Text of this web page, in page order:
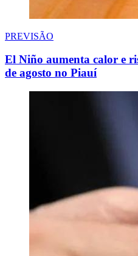
PREVISÃO
El Niño aumenta calor e
de agosto no Piauí